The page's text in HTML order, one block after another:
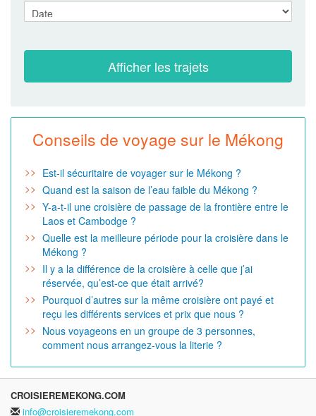
Départ
Conseils de voyage sur le Mékong
Est-il sécuritaire de voyager sur le Mékong ?
Quand est la saison de l’eau faible du Mékong ?
Y-a-t-il une croisière de passage de la frontière entre le
Laos et Cambodge ?
Quelle est la meilleure période pour la croisière dans le
Mékong ?
réservée, qu’est-ce que était arrivé?
Pourquoi d’autres sur la même croisière ont payé et
reçu les différents services et prix que nous ?